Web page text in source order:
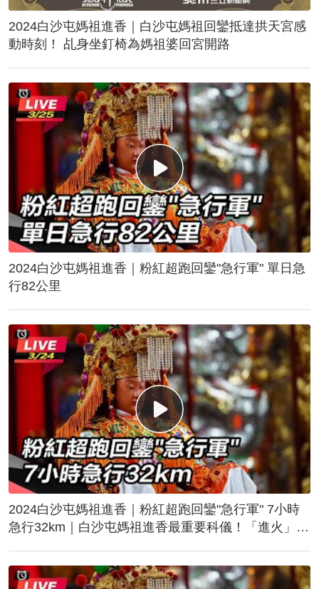
2024白沙屯媽祖進香｜白沙屯媽祖回鑾抵達拱天宮感
動時刻！ 乩身坐釘椅為媽祖婆回宮開路
2024白沙屯媽祖進香｜粉紅超跑回鑾"急行軍" 單日急
行82公里
2024白沙屯媽祖進香｜粉紅超跑回鑾"急行軍" 7小時
急行32km｜白沙屯媽祖進香最重要科儀！「進火」儀